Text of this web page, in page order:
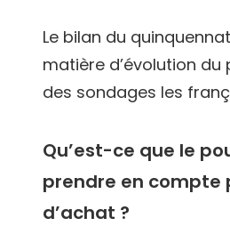
Le bilan du
matière d’évolution du
des sondages les
Qu’est-ce que le
prendre en compte
d’achat ?